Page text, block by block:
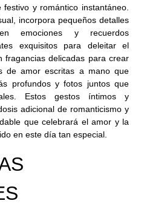
y romántico instantáneo.
incorpora pequeños detalles
emociones y recuerdos
exquisitos para deleitar el
fragancias delicadas para crear
de amor escritas a mano que
profundos y fotos juntos que
Estos gestos íntimos y
adicional de romanticismo y
que celebrará el amor y la
en este día tan especial.